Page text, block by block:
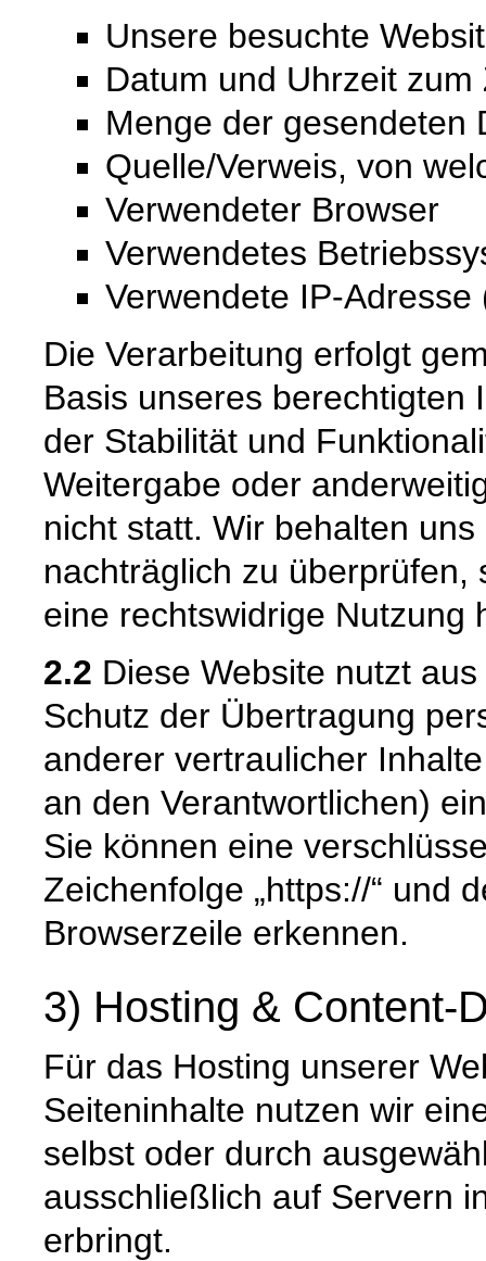
Unsere besuchte
Datum und Uhrzeit
Menge der gesendeten
Quelle/Verweis, von
Verwendeter Browser
Verwendetes
Verwendete IP-
Die Verarbeitung erfolgt
Basis unseres berechtigten
der Stabilität und
Weitergabe oder
nicht statt. Wir behalten
nachträglich zu überprüfen,
eine rechtswidrige Nutzung
2.2 Diese Website nutzt
Schutz der Übertragung
anderer vertraulicher
an den Verantwortlichen)
Sie können eine
Zeichenfolge „https://“ und
Browserzeile erkennen.
3) Hosting & Content-
Für das Hosting unserer
Seiteninhalte nutzen wir
selbst oder durch
ausschließlich auf Servern
erbringt.